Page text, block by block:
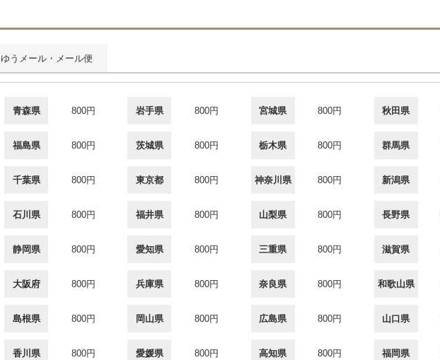
ゆうメール・メール便
青森県 800円 岩手県 800円 宮城県 800円 秋田県
福島県 800円 茨城県 800円 栃木県 800円 群馬県
千葉県 800円 東京都 800円 神奈川県 800円 新潟県
石川県 800円 福井県 800円 山梨県 800円 長野県
静岡県 800円 愛知県 800円 三重県 800円 滋賀県
大阪府 800円 兵庫県 800円 奈良県 800円 和歌山県
島根県 800円 岡山県 800円 広島県 800円 山口県
香川県 800円 愛媛県 800円 高知県 800円 福岡県